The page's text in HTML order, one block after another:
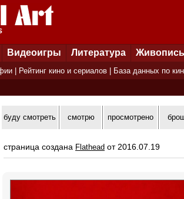
Видеоигры Литература Живопись
Рейтинг кино и сериалов База данных по
буду смотреть смотрю просмотрено
страница создана Flathead от 2016.07.19